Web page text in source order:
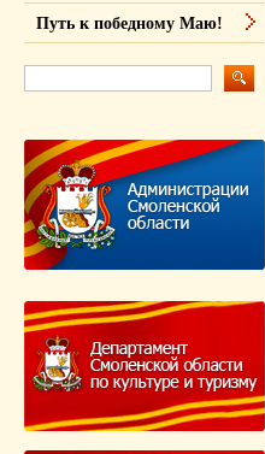
Путь к победному Маю!